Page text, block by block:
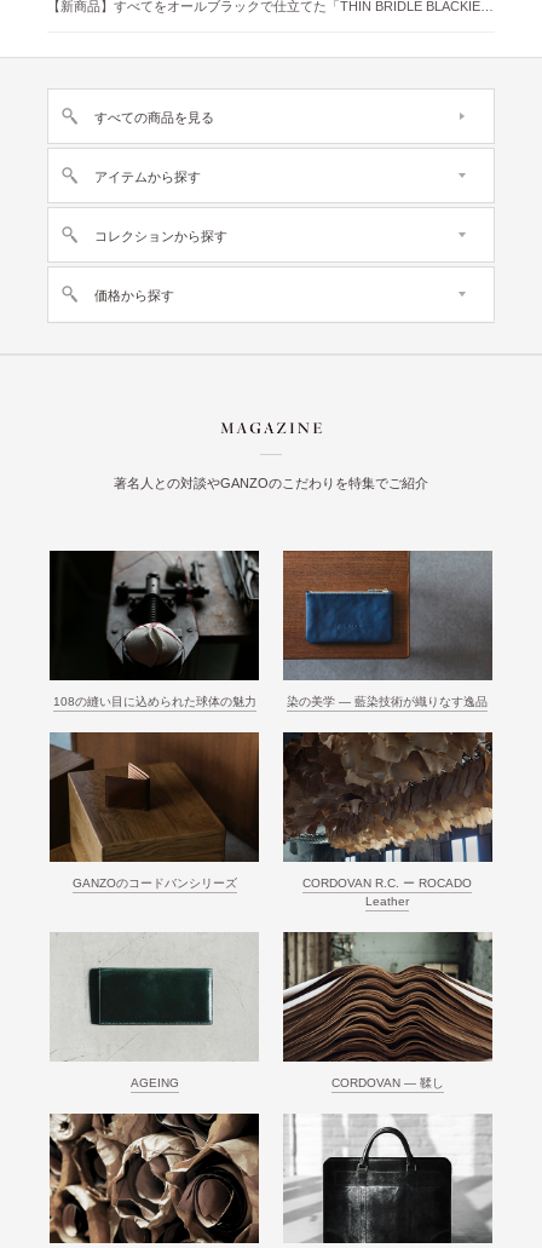
すべての商品を見る
アイテムから探す
コレクションから探す
価格から探す
著名人との対談やGANZOのこだわりを特集でご紹介
108の縫い目に込められた球体の魅力 染の美学 ― 藍染技術が織りなす逸品
GANZOのコードバンシリーズ
CORDOVAN R.C. ー ROCADO
Leather
AGEING CORDOVAN ― 鞣し